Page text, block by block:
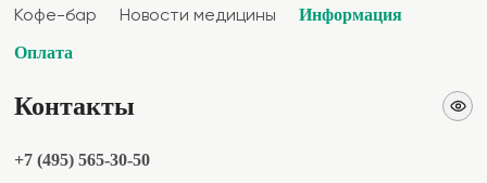
Кофе-бар Новости медицины Информация
Оплата
Контакты
+7 (495) 565-30-50